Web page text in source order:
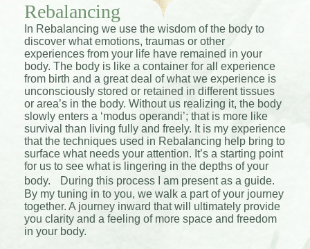
Rebalancing
In Rebalancing we use the wisdom of the body to
discover what emotions, traumas or other
experiences from your life have remained in your
body. The body is like a container for all experience
from birth and a great deal of what we experience is
unconsciously stored or retained in different tissues
or area’s in the body. Without us realizing it, the body
slowly enters a ‘modus operandi’; that is more like
survival than living fully and freely. It is my experience
that the techniques used in Rebalancing help bring to
surface what needs your attention. It’s a starting point
for us to see what is lingering in the depths of your
body. During this process I am present as a guide.
By my tuning in to you, we walk a part of your journey
together. A journey inward that will ultimately provide
you clarity and a feeling of more space and freedom
in your body.